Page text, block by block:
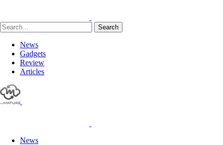
Search
News
Gadgets
Review
Articles
News